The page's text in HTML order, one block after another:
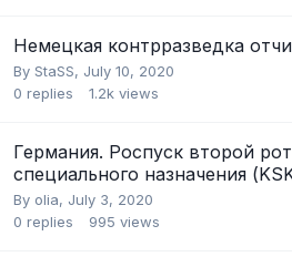
Немецкая контрразведка
By StaSS, July 10, 2020
0 replies 1.2k views
Германия. Роспуск второй
специального назначения
By olia, July 3, 2020
0 replies 995 views